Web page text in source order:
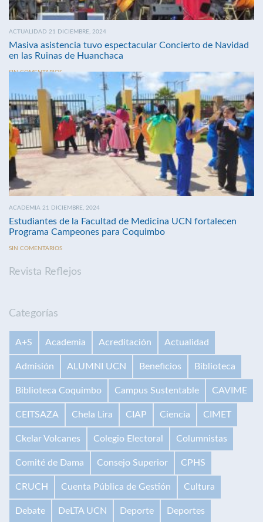
ACTUALIDAD 21 DICIEMBRE, 2024
Masiva asistencia tuvo espectacular Concierto de Navidad
en las Ruinas de Huanchaca
SIN COMENTARIOS
ACADEMIA 21 DICIEMBRE, 2024
Estudiantes de la Facultad de Medicina UCN fortalecen
Programa Campeones para Coquimbo
SIN COMENTARIOS
Revista Reflejos
Categorías
A+S Academia Acreditación Actualidad
Admisión ALUMNI UCN Beneficios Biblioteca
Biblioteca Coquimbo Campus Sustentable CAVIME
CEITSAZA Chela Lira CIAP Ciencia CIMET
Ckelar Volcanes Colegio Electoral Columnistas
Comité de Dama Consejo Superior CPHS
CRUCH Cuenta Pública de Gestión Cultura
Debate DeLTA UCN Deporte Deportes